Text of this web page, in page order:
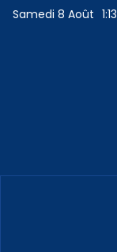
Samedi 8 Août 1:13